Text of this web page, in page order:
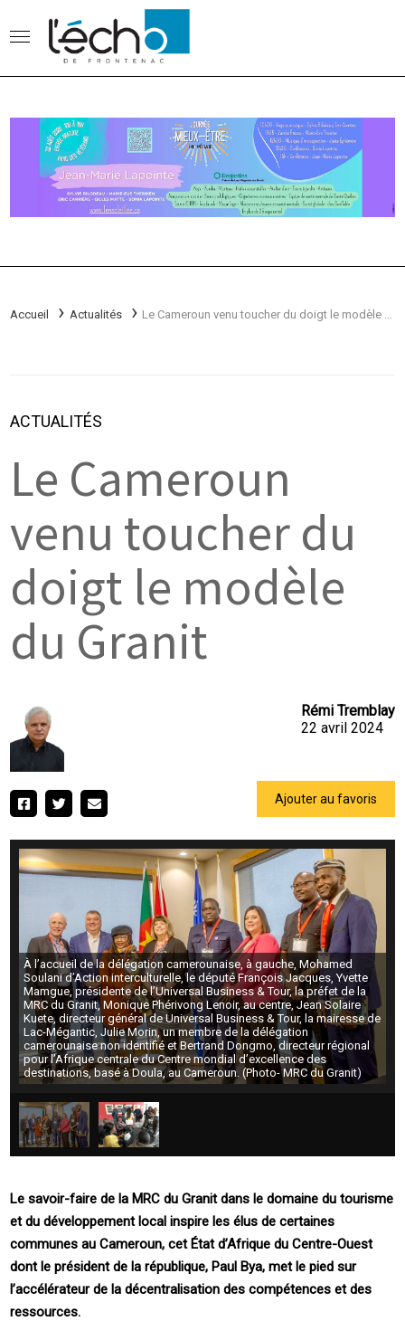
Accueil Actualités
ACTUALITÉS
Le Cameroun
venu toucher du
doigt le modèle
du Granit
Rémi Tremblay
22 avril 2024
Ajouter au favoris
À l’accueil de la délégation camerounaise, à gauche, Mohamed
Soulani d’Action interculturelle, le député François Jacques, Yvette
Mamgue, présidente de l’Universal Business & Tour, la préfet de la
MRC du Granit, Monique Phérivong Lenoir, au centre, Jean Solaire
Kuete, directeur général de Universal Business & Tour, la mairesse de
Lac-Mégantic, Julie Morin, un membre de la délégation
camerounaise non identifié et Bertrand Dongmo, directeur régional
pour l’Afrique centrale du Centre mondial d’excellence des
destinations, basé à Doula, au Cameroun. (Photo- MRC du Granit)
Le savoir-faire de la MRC du Granit dans le domaine du tourisme
et du développement local inspire les élus de certaines
communes au Cameroun, cet État d’Afrique du Centre-Ouest
dont le président de la république, Paul Bya, met le pied sur
l’accélérateur de la décentralisation des compétences et des
ressources.